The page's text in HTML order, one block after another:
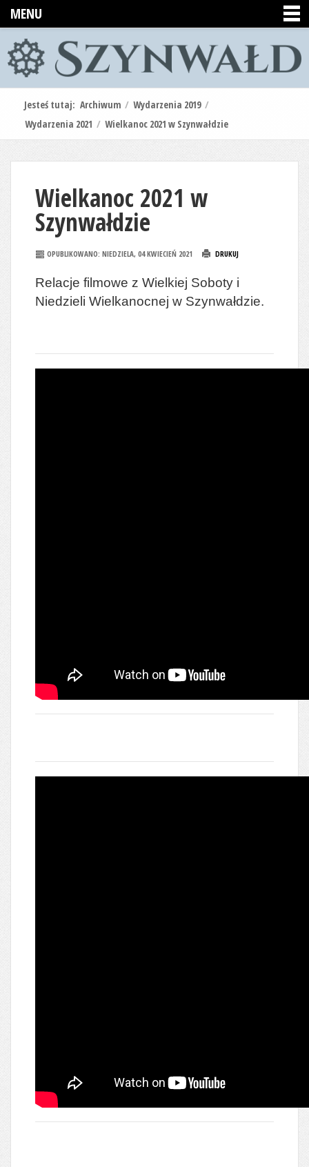
MENU
Jesteś tutaj: Archiwum / Wydarzenia 2019 /
Wydarzenia 2021 / Wielkanoc 2021 w Szynwałdzie
Wielkanoc 2021 w
Szynwałdzie
OPUBLIKOWANO: NIEDZIELA, 04 KWIECIEŃ 2021 DRUKUJ
Relacje filmowe z Wielkiej Soboty i
Niedzieli Wielkanocnej w Szynwałdzie.